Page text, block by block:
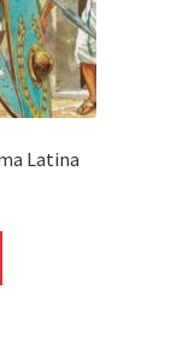
Latina